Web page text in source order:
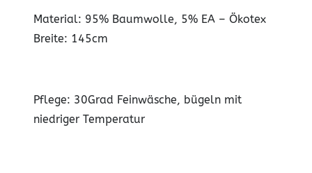
Material: 95% Baumwolle, 5% EA – Ökotex
Breite: 145cm
Pflege: 30Grad Feinwäsche, bügeln mit
niedriger Temperatur